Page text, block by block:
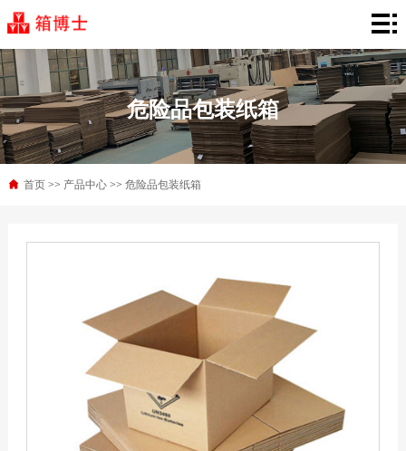
首
页
产
品
中
心
行
业
解
新
闻
关
危险品包装纸箱
首页>> 产品中心>> 危险品包装纸箱